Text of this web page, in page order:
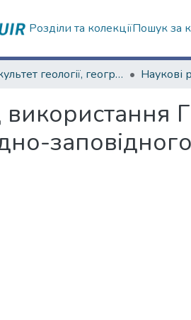
Розділи та колекціїПошук за
Факультет геології, географіії, рекреації і туризму